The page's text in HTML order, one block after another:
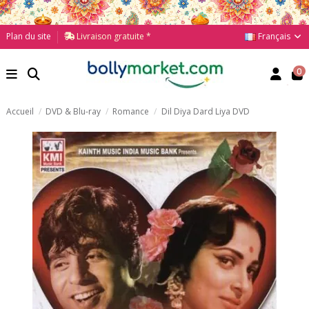
Plan du site Livraison gratuite * Français
0
Accueil DVD & Blu-ray Romance Dil Diya Dard Liya DVD